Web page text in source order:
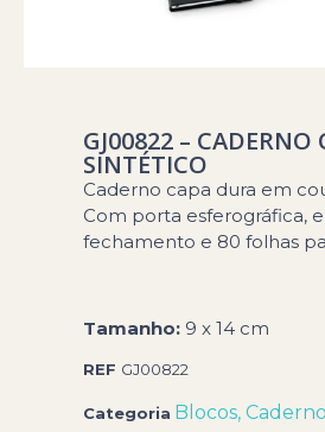
GJ00822 – CADERNO
SINTÉTICO
Caderno capa dura em
Com porta esferográfica,
fechamento e 80 folhas
Tamanho: 9 x 14 cm
REF GJ00822
Categoria Blocos,